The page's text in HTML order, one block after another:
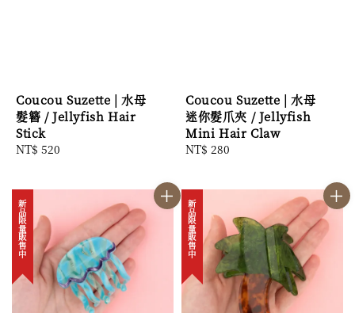
Coucou Suzette | 水母
髮簪 / Jellyfish Hair
Stick
Regular
NT$ 520
Coucou Suzette | 水母
迷你髮爪夾 / Jellyfish
Mini Hair Claw
Regular
NT$ 280
新品限量販售中 新品限量販售中